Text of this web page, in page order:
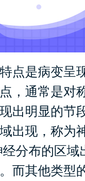
是病变呈
，通常是对
出明显的节
出现，称为
分布的区域
而其他类型